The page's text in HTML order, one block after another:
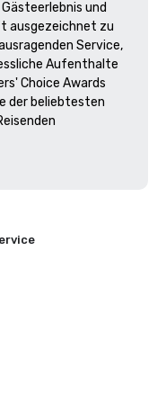
und
ausgezeichnet zu
Service,
Aufenthalte
Choice Awards
der beliebtesten
Jahr
und Bewertungen
Travelers' Choice
die
Unterkünfte
bieten. Damit gehört
zu den am
weltweit. Ganz
oder privat
unser